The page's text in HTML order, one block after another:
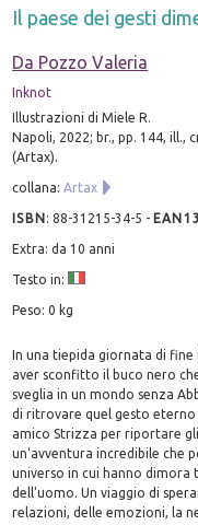
Il paese dei gesti
Da Pozzo Valeria
Inknot
Illustrazioni di Miele R.
Napoli, 2022; br., pp. 144, ill.,
(Artax).
collana:Artax
ISBN:88-31215-34-5 - EAN13
Extra: da 10 anni
Testo in:
Peso: 0 kg
In una tiepida giornata di
aver sconfitto il buco nero
sveglia in un mondo senza
di ritrovare quel gesto
amico Strizza per riportare
un'avventura incredibile che
universo in cui hanno
dell'uomo. Un viaggio di
relazioni, delle emozioni, la